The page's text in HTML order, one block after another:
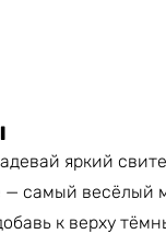
яркий
самый весёлый
к верху